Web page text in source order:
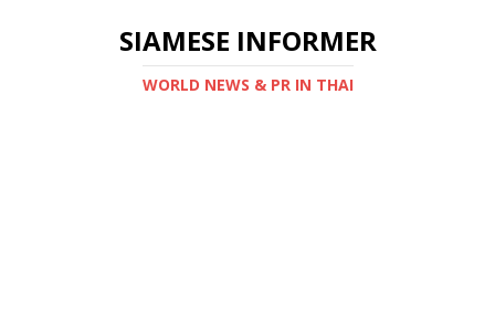
SIAMESE INFORMER
WORLD NEWS & PR IN THAI